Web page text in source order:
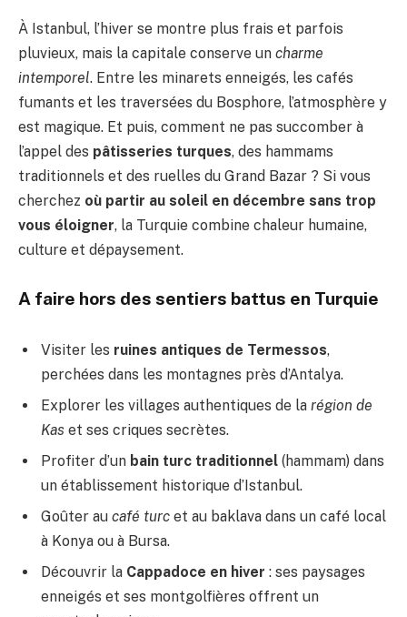
À Istanbul, l’hiver se montre plus frais et parfois
pluvieux, mais la capitale conserve un charme
intemporel. Entre les minarets enneigés, les cafés
fumants et les traversées du Bosphore, l’atmosphère y
est magique. Et puis, comment ne pas succomber à
l’appel des pâtisseries turques, des hammams
traditionnels et des ruelles du Grand Bazar ? Si vous
cherchez où partir au soleil en décembre sans trop
vous éloigner, la Turquie combine chaleur humaine,
culture et dépaysement.
A faire hors des sentiers battus en Turquie
Visiter les ruines antiques de Termessos,
perchées dans les montagnes près d’Antalya.
Explorer les villages authentiques de la région de
Kas et ses criques secrètes.
Profiter d’un bain turc traditionnel (hammam) dans
un établissement historique d’Istanbul.
Goûter au café turc et au baklava dans un café local
à Konya ou à Bursa.
Découvrir la Cappadoce en hiver : ses paysages
enneigés et ses montgolfières offrent un